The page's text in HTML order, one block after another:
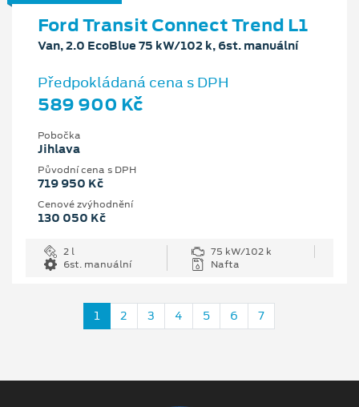
Ford Transit Connect Trend L1
Van, 2.0 EcoBlue 75 kW/102 k, 6st. manuální
Předpokládaná cena s DPH
589 900 Kč
Pobočka
Jihlava
Původní cena s DPH
719 950 Kč
Cenové zvýhodnění
130 050 Kč
2 l
75 kW/102 k
6st. manuální
Nafta
1 2 3 4 5 6 7